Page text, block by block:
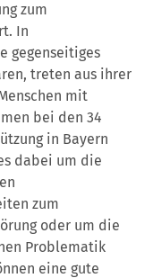
zum
In
gegenseitiges
treten aus ihrer
mit
bei den 34
in Bayern
dabei um die
zum
oder um die
Problematik
eine gute